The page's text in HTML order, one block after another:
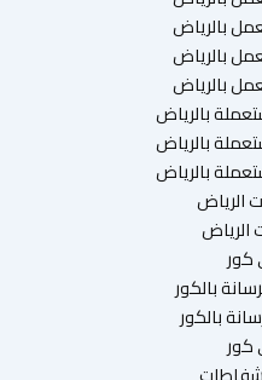
بالرياض
بالرياض
بالرياض
بالرياض
بالرياض
بالرياض
الرياض
الرياض
كور
بالكور
بالكور
كور